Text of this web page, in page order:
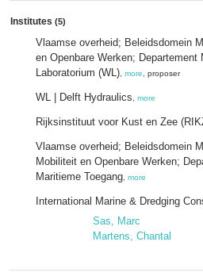
Institutes (5)
Vlaamse overheid; Beleidsdomein
en Openbare Werken;
Laboratorium (WL) more , proposer
WL | Delft Hydraulics more
Rijksinstituut voor Kust en Zee
Vlaamse overheid; Beleidsdomein
Mobiliteit en Openbare Werken;
Maritieme Toegang more
International Marine & Dredging
Sas, Marc
Martens, Chantal